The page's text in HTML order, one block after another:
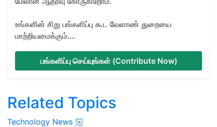
உங்களின் சிறு பங்களிப்பு கூட வேளாண் துறையை
மாற்றியமைக்கும்....
பங்களிப்பு செய்யுங்கள் (Contribute Now)
Related Topics
Technology News